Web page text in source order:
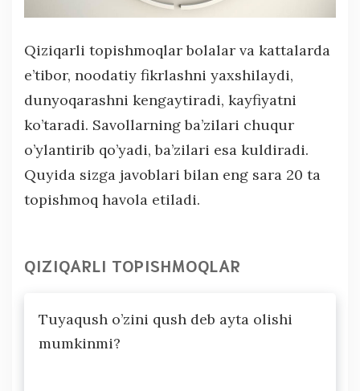
Qiziqarli topishmoqlar bolalar va kattalarda
e’tibor, noodatiy fikrlashni yaxshilaydi,
dunyoqarashni kengaytiradi, kayfiyatni
ko’taradi. Savollarning ba’zilari chuqur
o’ylantirib qo’yadi, ba’zilari esa kuldiradi.
Quyida sizga javoblari bilan eng sara 20 ta
topishmoq havola etiladi.
QIZIQARLI TOPISHMOQLAR
Tuyaqush o’zini qush deb ayta olishi
mumkinmi?